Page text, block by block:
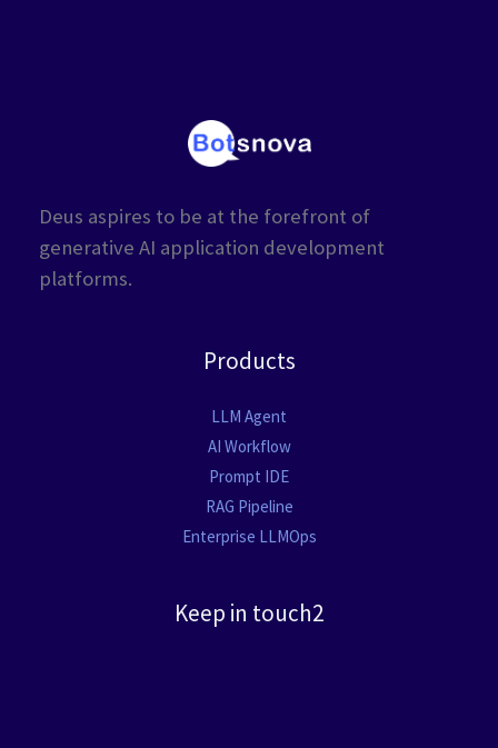
Deus aspires to be at the forefront of
generative AI application development
platforms.
Products
LLM Agent
AI Workflow
Prompt IDE
RAG Pipeline
Enterprise LLMOps
Keep in touch2